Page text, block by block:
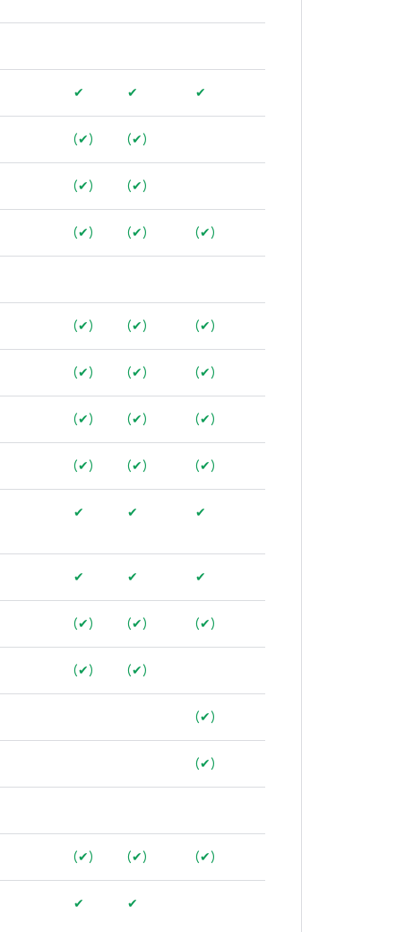
✔ ✔ ✔
(✔) (✔)
(✔) (✔)
(✔) (✔) (✔)
(✔) (✔) (✔)
(✔) (✔) (✔)
(✔) (✔) (✔)
(✔) (✔) (✔)
✔ ✔ ✔
✔ ✔ ✔
(✔) (✔) (✔)
(✔) (✔)
(✔)
(✔)
(✔) (✔) (✔)
✔ ✔